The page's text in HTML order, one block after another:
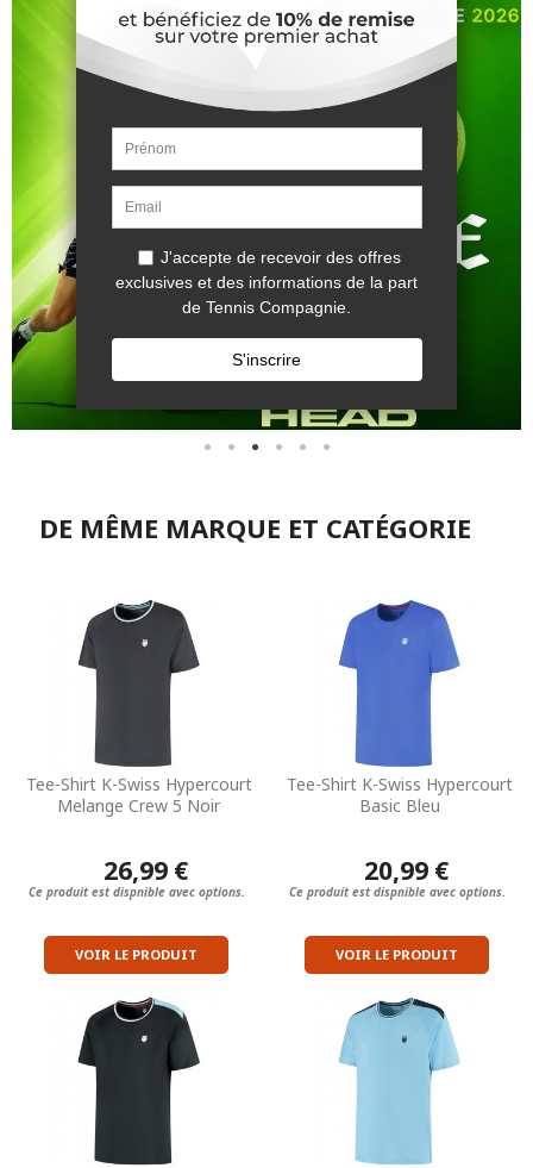
DE MÊME MARQUE ET CATÉGORIE
Tee-Shirt K-Swiss Hypercourt
Melange Crew 5 Noir
26,99 €
Ce produit est dispnible avec options.
VOIR LE PRODUIT
Tee-Shirt K-Swiss Hypercourt
Basic Bleu
20,99 €
Ce produit est dispnible avec options.
VOIR LE PRODUIT